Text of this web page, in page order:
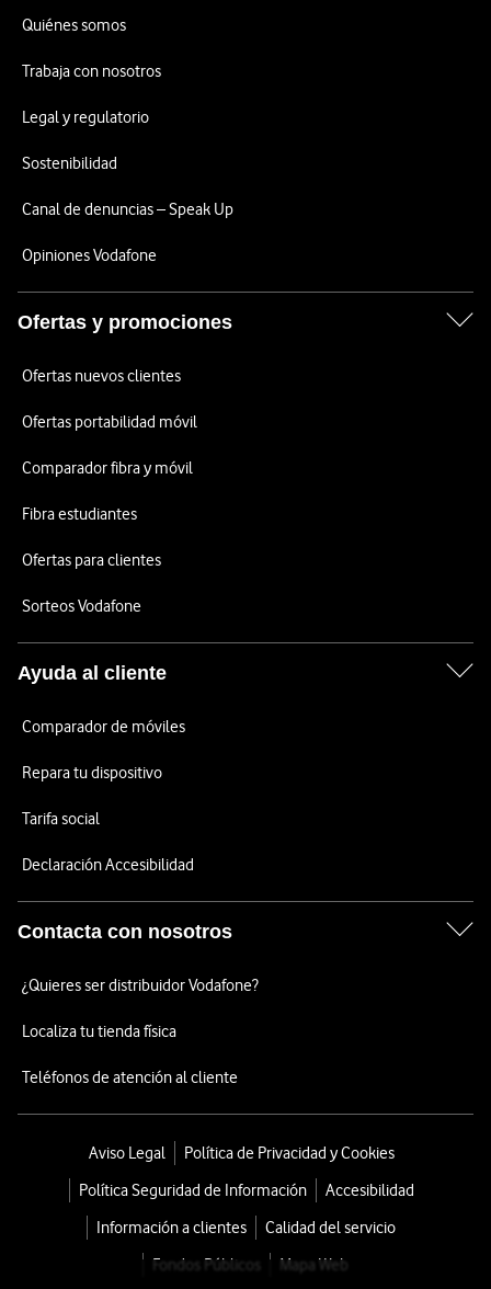
Quiénes somos
Trabaja con nosotros
Legal y regulatorio
Sostenibilidad
Canal de denuncias – Speak Up
Opiniones Vodafone
Ofertas y promociones
Ofertas nuevos clientes
Ofertas portabilidad móvil
Comparador fibra y móvil
Fibra estudiantes
Ofertas para clientes
Sorteos Vodafone
Ayuda al cliente
Comparador de móviles
Repara tu dispositivo
Tarifa social
Declaración Accesibilidad
Contacta con nosotros
¿Quieres ser distribuidor Vodafone?
Localiza tu tienda física
Teléfonos de atención al cliente
Aviso Legal
Política de Privacidad y Cookies
Política Seguridad de Información
Accesibilidad
Información a clientes
Calidad del servicio
Fondos Públicos
Mapa Web